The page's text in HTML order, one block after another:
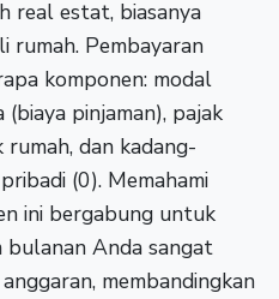
real estat, biasanya
rumah. Pembayaran
komponen: modal
pinjaman), pajak
dan kadang-
(0). Memahami
ini bergabung untuk
bulanan Anda sangat
membandingkan